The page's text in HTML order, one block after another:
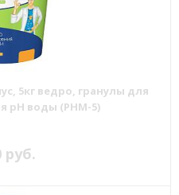
5кг ведро, гранулы для
pH воды (PHM-5)
руб.